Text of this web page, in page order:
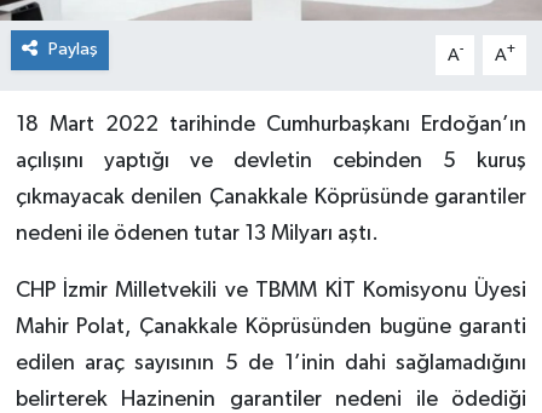
Paylaş A- A+
18 Mart 2022 tarihinde Cumhurbaşkanı Erdoğan’ın
açılışını yaptığı ve devletin cebinden 5 kuruş
çıkmayacak denilen Çanakkale Köprüsünde garantiler
nedeni ile ödenen tutar 13 Milyarı aştı.
CHP İzmir Milletvekili ve TBMM KİT Komisyonu Üyesi
Mahir Polat, Çanakkale Köprüsünden bugüne garanti
edilen araç sayısının 5 de 1’inin dahi sağlamadığını
belirterek Hazinenin garantiler nedeni ile ödediği